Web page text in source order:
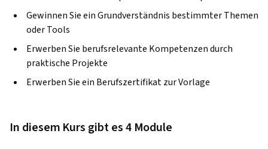
Gewinnen Sie ein Grundverständnis bestimmter Themen
oder Tools
Erwerben Sie berufsrelevante Kompetenzen durch
praktische Projekte
Erwerben Sie ein Berufszertifikat zur Vorlage
In diesem Kurs gibt es 4 Module